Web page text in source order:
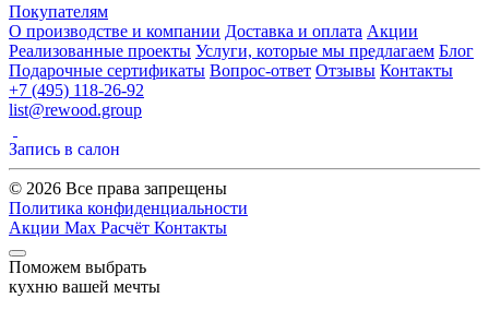
Покупателям
О производстве и компании Доставка и оплата Акции
Реализованные проекты Услуги, которые мы предлагаем Блог
Подарочные сертификаты Вопрос-ответ Отзывы Контакты
+7 (495) 118-26-92
list@rewood.group
Запись в салон
© 2026 Все права запрещены
Политика конфиденциальности
Акции Max Расчёт Контакты
Поможем выбрать
кухню вашей мечты